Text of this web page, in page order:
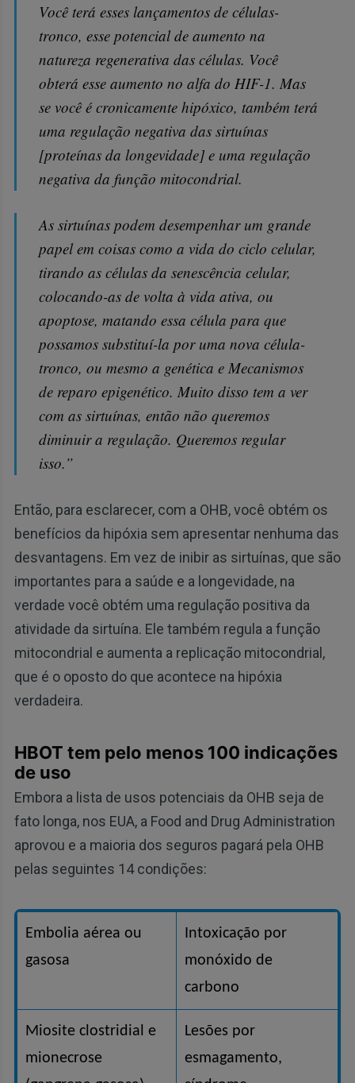
Você terá esses lançamentos de células-
tronco, esse potencial de aumento na
natureza regenerativa das células. Você
obterá esse aumento no alfa do HIF-1. Mas
se você é cronicamente hipóxico, também terá
uma regulação negativa das sirtuínas
[proteínas da longevidade] e uma regulação
negativa da função mitocondrial.
As sirtuínas podem desempenhar um grande
papel em coisas como a vida do ciclo celular,
tirando as células da senescência celular,
colocando-as de volta à vida ativa, ou
apoptose, matando essa célula para que
possamos substituí-la por uma nova célula-
tronco, ou mesmo a genética e Mecanismos
de reparo epigenético. Muito disso tem a ver
com as sirtuínas, então não queremos
diminuir a regulação. Queremos regular
isso.”
Então, para esclarecer, com a OHB, você obtém os
benefícios da hipóxia sem apresentar nenhuma das
desvantagens. Em vez de inibir as sirtuínas, que são
importantes para a saúde e a longevidade, na
verdade você obtém uma regulação positiva da
atividade da sirtuína. Ele também regula a função
mitocondrial e aumenta a replicação mitocondrial,
que é o oposto do que acontece na hipóxia
verdadeira.
HBOT tem pelo menos 100 indicações
de uso
Embora a lista de usos potenciais da OHB seja de
fato longa, nos EUA, a Food and Drug Administration
aprovou e a maioria dos seguros pagará pela OHB
pelas seguintes 14 condições:
Embolia aérea ou
gasosa
Intoxicação por
monóxido de
carbono
Miosite clostridial e
mionecrose
Lesões por
esmagamento,